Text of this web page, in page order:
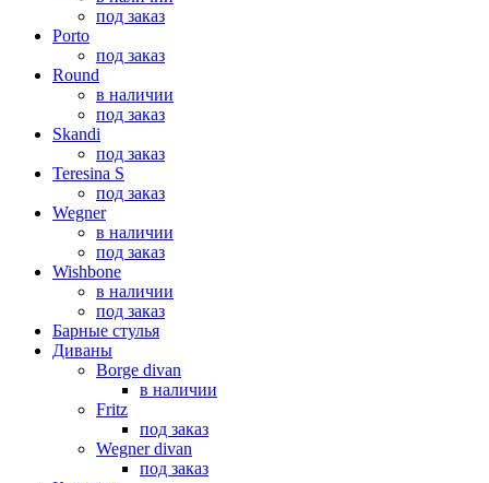
под заказ
Porto
под заказ
Round
в наличии
под заказ
Skandi
под заказ
Teresina S
под заказ
Wegner
в наличии
под заказ
Wishbone
в наличии
под заказ
Барные стулья
Диваны
Borge divan
в наличии
Fritz
под заказ
Wegner divan
под заказ